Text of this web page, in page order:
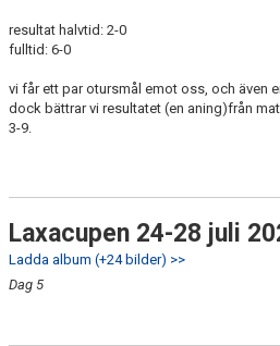
resultat halvtid: 2-0
fulltid: 6-0
vi får ett par otursmål emot oss, och även
dock bättrar vi resultatet (en aning)från
3-9.
Laxacupen 24-28 juli
Ladda album (+24 bilder) >>
Dag 5